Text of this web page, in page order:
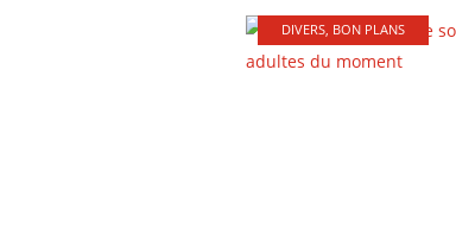
DIVERS, BON PLANS